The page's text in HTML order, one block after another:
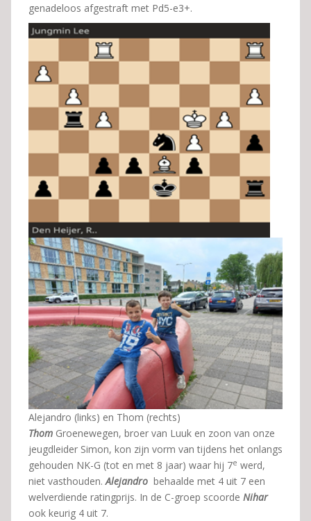
genadeloos afgestraft met Pd5-e3+.
Alejandro (links) en Thom (rechts)
Thom Groenewegen, broer van Luuk en zoon van onze
jeugdleider Simon, kon zijn vorm van tijdens het onlangs
gehouden NK-G (tot en met 8 jaar) waar hij 7e werd,
niet vasthouden.Alejandro behaalde met 4 uit 7 een
welverdiende ratingprijs. In de C-groep scoorde Nihar
ook keurig 4 uit 7.